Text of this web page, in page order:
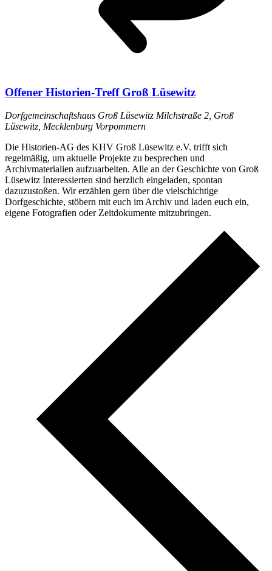
Offener Historien-Treff Groß Lüsewitz
Dorfgemeinschaftshaus Groß Lüsewitz Milchstraße 2, Groß
Lüsewitz, Mecklenburg Vorpommern
Die Historien-AG des KHV Groß Lüsewitz e.V. trifft sich
regelmäßig, um aktuelle Projekte zu besprechen und
Archivmaterialien aufzuarbeiten. Alle an der Geschichte von Groß
Lüsewitz Interessierten sind herzlich eingeladen, spontan
dazuzustoßen. Wir erzählen gern über die vielschichtige
Dorfgeschichte, stöbern mit euch im Archiv und laden euch ein,
eigene Fotografien oder Zeitdokumente mitzubringen.